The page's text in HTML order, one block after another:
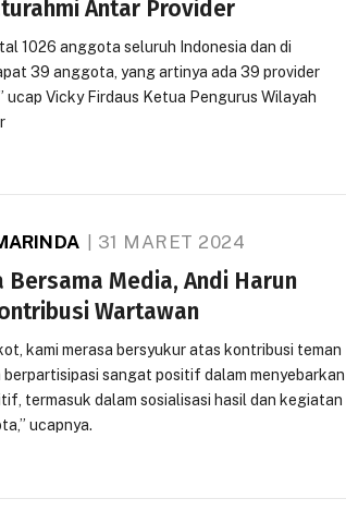
Antar Provider
1026 anggota seluruh Indonesia dan di
39 anggota, yang artinya ada 39 provider
ucap Vicky Firdaus Ketua Pengurus Wilayah
31 MARET 2024
Bersama Media, Andi Harun
Wartawan
kami merasa bersyukur atas kontribusi teman
berpartisipasi sangat positif dalam menyebarkan
termasuk dalam sosialisasi hasil dan kegiatan
ucapnya.